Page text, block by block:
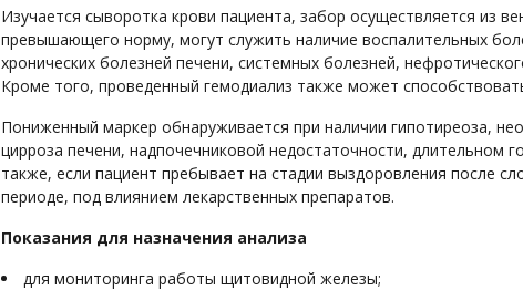
Изучается сыворотка крови пациента, забор осуществляется из
превышающего норму, могут служить наличие воспалительных
хронических болезней печени, системных болезней,
Кроме того, проведенный гемодиализ также может
Пониженный маркер обнаруживается при наличии гипотиреоза,
цирроза печени, надпочечниковой недостаточности, длительном
также, если пациент пребывает на стадии выздоровления после
периоде, под влиянием лекарственных препаратов.
Показания для назначения анализа
для мониторинга работы щитовидной железы;